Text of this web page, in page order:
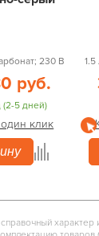
230 В
руб.
(2-5 дней)
клик